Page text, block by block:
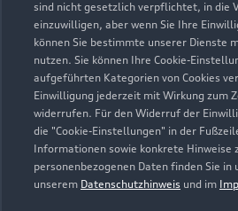
sind nicht gesetzlich verpflichtet, in die
einzuwilligen, aber wenn Sie Ihre
können Sie bestimmte unserer Dienste
nutzen. Sie können Ihre Cookie-
aufgeführten Kategorien von Cookies
Einwilligung jederzeit mit Wirkung zum
widerrufen. Für den Widerruf der
die "Cookie-Einstellungen" in der
Informationen sowie konkrete Hinweise
personenbezogenen Daten finden Sie in
unserem Datenschutzhinweis und im